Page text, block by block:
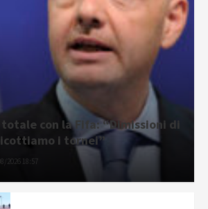
totale con la Fifa: “Dimissioni di
i tornei”
2026 18:57